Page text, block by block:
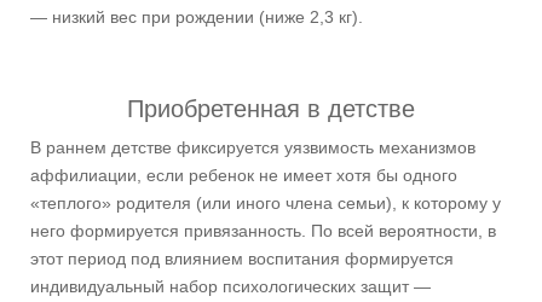
— низкий вес при рождении (ниже 2,3 кг).
Приобретенная в детстве
В раннем детстве фиксируется уязвимость механизмов
аффилиации, если ребенок не имеет хотя бы одного
«теплого» родителя (или иного члена семьи), к которому у
него формируется привязанность. По всей вероятности, в
этот период под влиянием воспитания формируется
индивидуальный набор психологических защит —